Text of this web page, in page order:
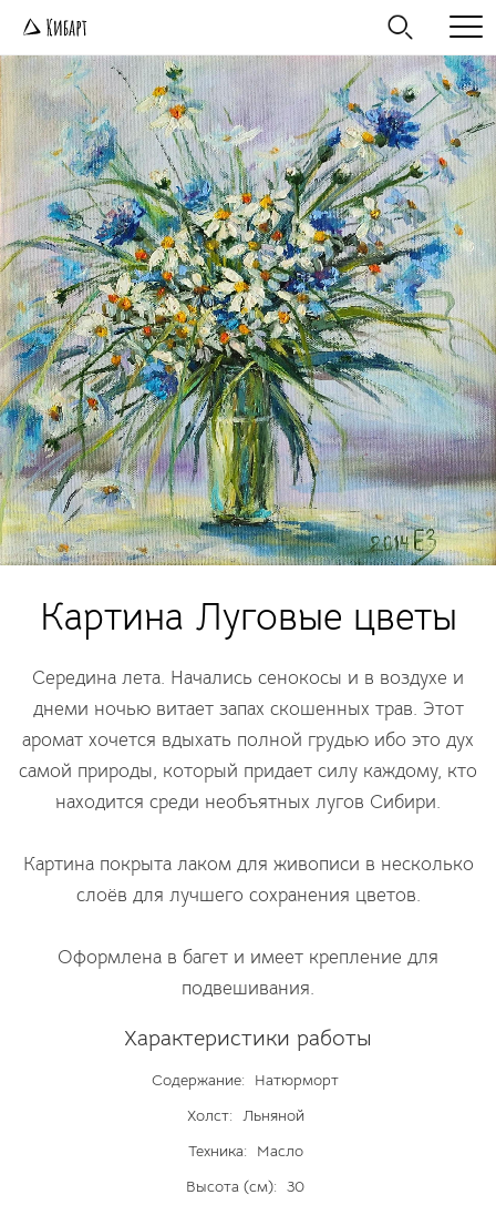
Картина Луговые цветы
Середина лета. Начались сенокосы и в воздухе и
днеми ночью витает запах скошенных трав. Этот
аромат хочется вдыхать полной грудью ибо это дух
самой природы, который придает силу каждому, кто
находится среди необъятных лугов Сибири.
Картина покрыта лаком для живописи в несколько
слоёв для лучшего сохранения цветов.
Оформлена в багет и имеет крепление для
подвешивания.
Характеристики работы
Содержание:
Натюрморт
Холст: Льняной
Техника:
Масло
Высота (см): 30